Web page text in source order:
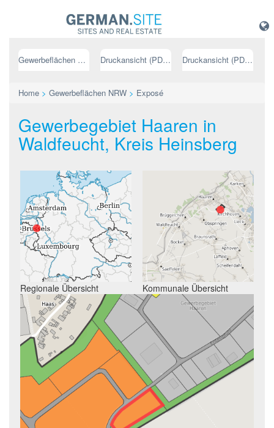
Gewerbeflächen NRW Druckansicht (PDF) // deutsch Druckansicht (PDF) // englisch
Home > Gewerbeflächen NRW > Exposé
Gewerbegebiet Haaren in
Waldfeucht, Kreis Heinsberg
Regionale Übersicht Kommunale Übersicht